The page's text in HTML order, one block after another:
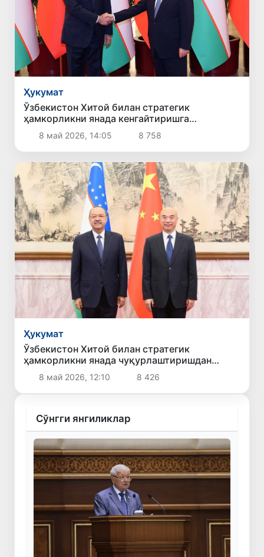
Ҳукумат
Ўзбекистон Хитой билан стратегик
ҳамкорликни янада кенгайтиришга
тайёрлигини билдирди
8 май 2026, 14:05 8 758
Ҳукумат
Ўзбекистон Хитой билан стратегик
ҳамкорликни янада чуқурлаштиришдан
манфаатдорлигини билдирди
8 май 2026, 12:10 8 426
Сўнгги янгиликлар